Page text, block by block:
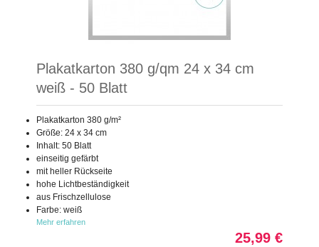
Plakatkarton 380 g/qm 24 x 34 cm
weiß - 50 Blatt
Plakatkarton 380 g/m²
Größe: 24 x 34 cm
Inhalt: 50 Blatt
einseitig gefärbt
mit heller Rückseite
hohe Lichtbeständigkeit
aus Frischzellulose
Farbe: weiß
Mehr erfahren
25,99 €